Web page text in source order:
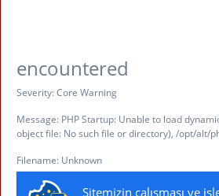
Sitemizin çalışması ve
encountered
Severity: Core Warning
Message: PHP Startup: Unable to load
object file: No such file or directory), /opt/alt/
Filename: Unknown
Line Number: 0